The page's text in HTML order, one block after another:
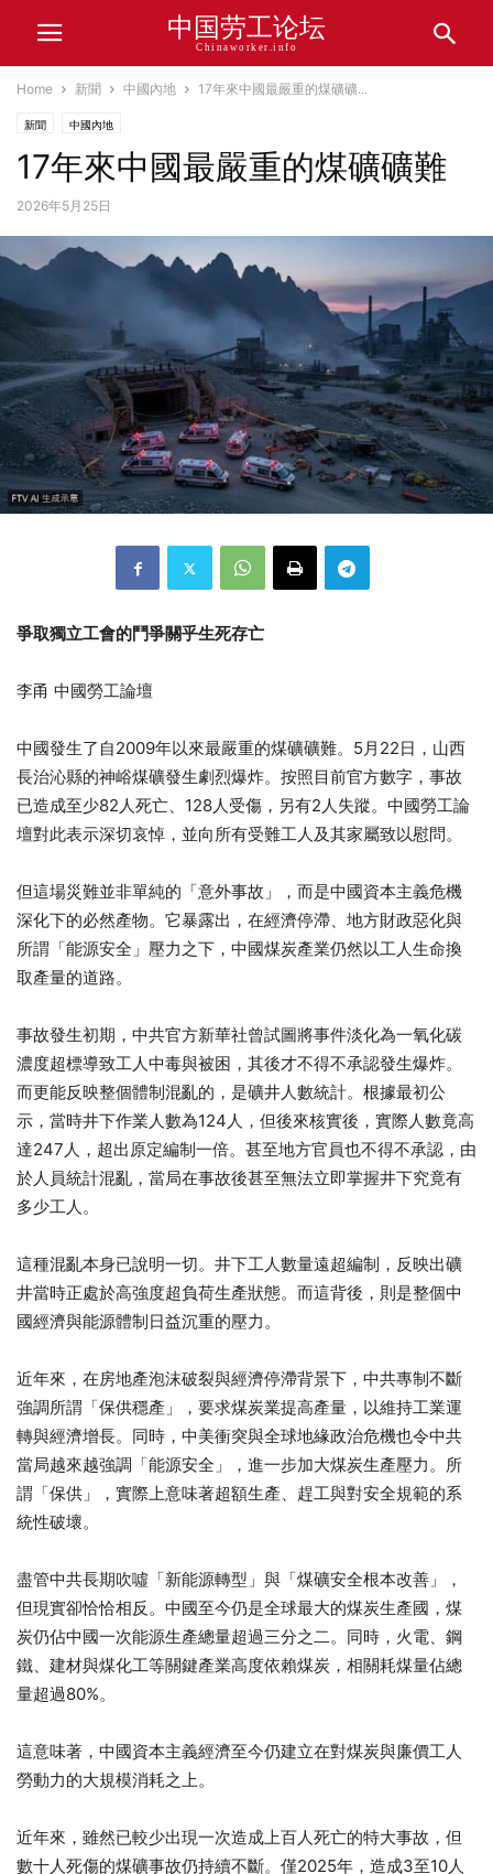
中国劳工论坛
Chinaworker.info
Home 新聞 中國內地 17年來中國最嚴重的煤礦礦...
新聞 中國內地
17年來中國最嚴重的煤礦礦難
2026年5月25日
爭取獨立工會的鬥爭關乎生死存亡
李甬 中國勞工論壇
中國發生了自2009年以來最嚴重的煤礦礦難。5月22日，山西
長治沁縣的神峪煤礦發生劇烈爆炸。按照目前官方數字，事故
已造成至少82人死亡、128人受傷，另有2人失蹤。中國勞工論
壇對此表示深切哀悼，並向所有受難工人及其家屬致以慰問。
但這場災難並非單純的「意外事故」，而是中國資本主義危機
深化下的必然產物。它暴露出，在經濟停滯、地方財政惡化與
所謂「能源安全」壓力之下，中國煤炭產業仍然以工人生命換
取產量的道路。
事故發生初期，中共官方新華社曾試圖將事件淡化為一氧化碳
濃度超標導致工人中毒與被困，其後才不得不承認發生爆炸。
而更能反映整個體制混亂的，是礦井人數統計。根據最初公
示，當時井下作業人數為124人，但後來核實後，實際人數竟高
達247人，超出原定編制一倍。甚至地方官員也不得不承認，由
於人員統計混亂，當局在事故後甚至無法立即掌握井下究竟有
多少工人。
這種混亂本身已說明一切。井下工人數量遠超編制，反映出礦
井當時正處於高強度超負荷生產狀態。而這背後，則是整個中
國經濟與能源體制日益沉重的壓力。
近年來，在房地產泡沫破裂與經濟停滯背景下，中共專制不斷
強調所謂「保供穩產」，要求煤炭業提高產量，以維持工業運
轉與經濟增長。同時，中美衝突與全球地緣政治危機也令中共
當局越來越強調「能源安全」，進一步加大煤炭生產壓力。所
謂「保供」，實際上意味著超額生產、趕工與對安全規範的系
統性破壞。
盡管中共長期吹噓「新能源轉型」與「煤礦安全根本改善」，
但現實卻恰恰相反。中國至今仍是全球最大的煤炭生產國，煤
炭仍佔中國一次能源生產總量超過三分之二。同時，火電、鋼
鐵、建材與煤化工等關鍵產業高度依賴煤炭，相關耗煤量佔總
量超過80%。
這意味著，中國資本主義經濟至今仍建立在對煤炭與廉價工人
勞動力的大規模消耗之上。
近年來，雖然已較少出現一次造成上百人死亡的特大事故，但
數十人死傷的煤礦事故仍持續不斷。僅2025年，造成3至10人